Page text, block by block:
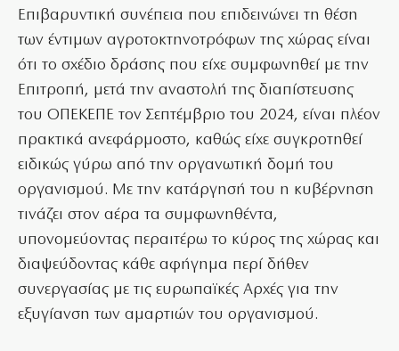
Επιβαρυντική συνέπεια που επιδεινώνει τη θέση
των έντιμων αγροτοκτηνοτρόφων της χώρας είναι
ότι το σχέδιο δράσης που είχε συμφωνηθεί με την
Επιτροπή, μετά την αναστολή της διαπίστευσης
του ΟΠΕΚΕΠΕ τον Σεπτέμβριο του 2024, είναι πλέον
πρακτικά ανεφάρμοστο, καθώς είχε συγκροτηθεί
ειδικώς γύρω από την οργανωτική δομή του
οργανισμού. Με την κατάργησή του η κυβέρνηση
τινάζει στον αέρα τα συμφωνηθέντα,
υπονομεύοντας περαιτέρω το κύρος της χώρας και
διαψεύδοντας κάθε αφήγημα περί δήθεν
συνεργασίας με τις ευρωπαϊκές Αρχές για την
εξυγίανση των αμαρτιών του οργανισμού.